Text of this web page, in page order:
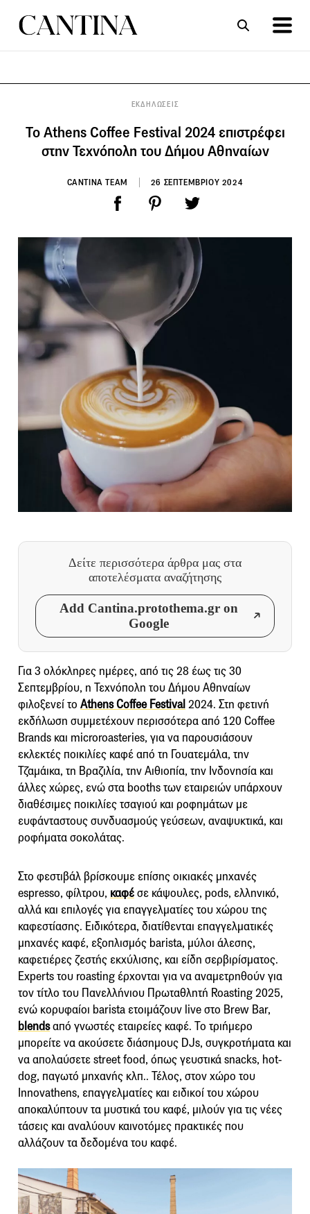
ΕΚΔΗΛΩΣΕΙΣ
Το Athens Coffee Festival 2024 επιστρέφει
στην Τεχνόπολη του Δήμου Αθηναίων
CANTINA TEAM 26 ΣΕΠΤΕΜΒΡΙΟΥ 2024
Δείτε περισσότερα άρθρα μας στα
αποτελέσματα αναζήτησης
Add Cantina.protothema.gr on
Google
Για 3 ολόκληρες ημέρες, από τις 28 έως τις 30
Σεπτεμβρίου, η Τεχνόπολη του Δήμου Αθηναίων
φιλοξενεί το Athens Coffee Festival 2024. Στη φετινή
εκδήλωση συμμετέχουν περισσότερα από 120 Coffee
Brands και microroasteries, για να παρουσιάσουν
εκλεκτές ποικιλίες καφέ από τη Γουατεμάλα, την
Τζαμάικα, τη Βραζιλία, την Αιθιοπία, την Ινδονησία και
άλλες χώρες, ενώ στα booths των εταιρειών υπάρχουν
διαθέσιμες ποικιλίες τσαγιού και ροφημάτων με
ευφάνταστους συνδυασμούς γεύσεων, αναψυκτικά, και
ροφήματα σοκολάτας.
Στο φεστιβάλ βρίσκουμε επίσης οικιακές μηχανές
espresso, φίλτρου, καφέσε κάψουλες, pods, ελληνικό,
αλλά και επιλογές για επαγγελματίες του χώρου της
καφεστίασης. Ειδικότερα, διατίθενται επαγγελματικές
μηχανές καφέ, εξοπλισμός barista, μύλοι άλεσης,
καφετιέρες ζεστής εκχύλισης, και είδη σερβιρίσματος.
Experts του roasting έρχονται για να αναμετρηθούν για
τον τίτλο του Πανελλήνιου Πρωταθλητή Roasting 2025,
ενώ κορυφαίοι barista ετοιμάζουν live στο Brew Bar,
blendsαπό γνωστές εταιρείες καφέ. Το τριήμερο
μπορείτε να ακούσετε διάσημους DJs, συγκροτήματα και
να απολαύσετε street food, όπως γευστικά snacks, hot-
dog, παγωτό μηχανής κλπ.. Τέλος, στον χώρο του
Innovathens, επαγγελματίες και ειδικοί του χώρου
αποκαλύπτουν τα μυστικά του καφέ, μιλούν για τις νέες
τάσεις και αναλύουν καινοτόμες πρακτικές που
αλλάζουν τα δεδομένα του καφέ.